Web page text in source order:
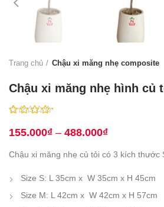
Trang chủ Chậu xi măng nhẹ composite
Chậu xi măng nhẹ hình củ
155.000₫ – 488.000₫
Chậu xi măng nhẹ củ tỏi có 3 kích thước
Size S: L 35cm x W 35cm x H 45cm
Size M: L 42cm x W 42cm x H 57cm